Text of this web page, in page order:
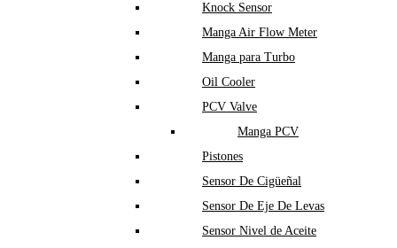
Knock Sensor
Manga Air Flow Meter
Manga para Turbo
Oil Cooler
PCV Valve
Manga PCV
Pistones
Sensor De Cigüeñal
Sensor De Eje De Levas
Sensor Nivel de Aceite